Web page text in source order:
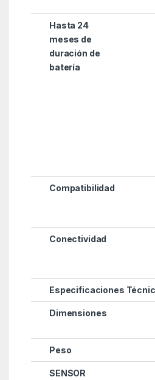
Hasta 24
meses de
duración de
batería
Compatibilidad
Conectividad
Especificaciones
Dimensiones
Peso
SENSOR